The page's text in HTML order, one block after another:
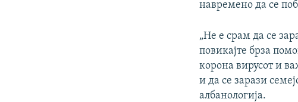
навремено да се
„Не е срам да се
повикајте брза
корона вирусот и
и да се зарази
албанологија.